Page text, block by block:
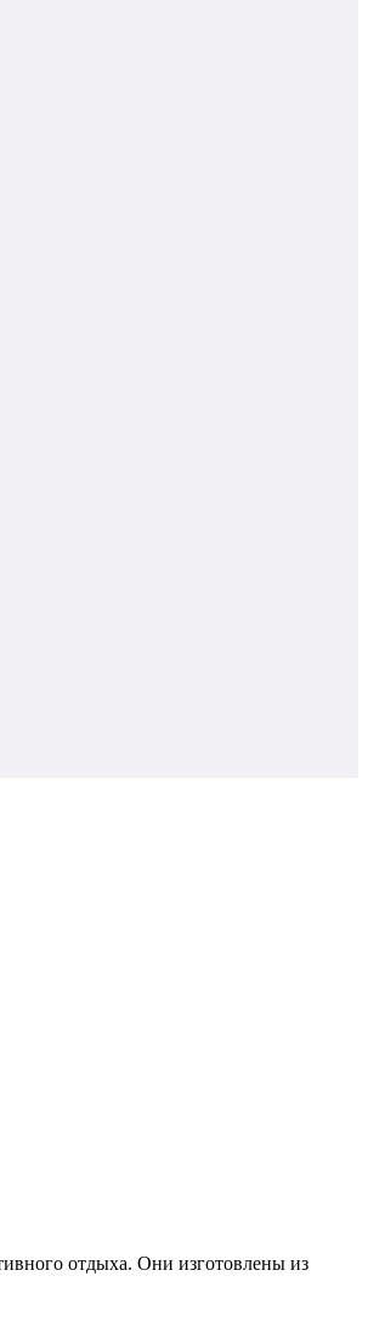
отдыха. Они изготовлены из